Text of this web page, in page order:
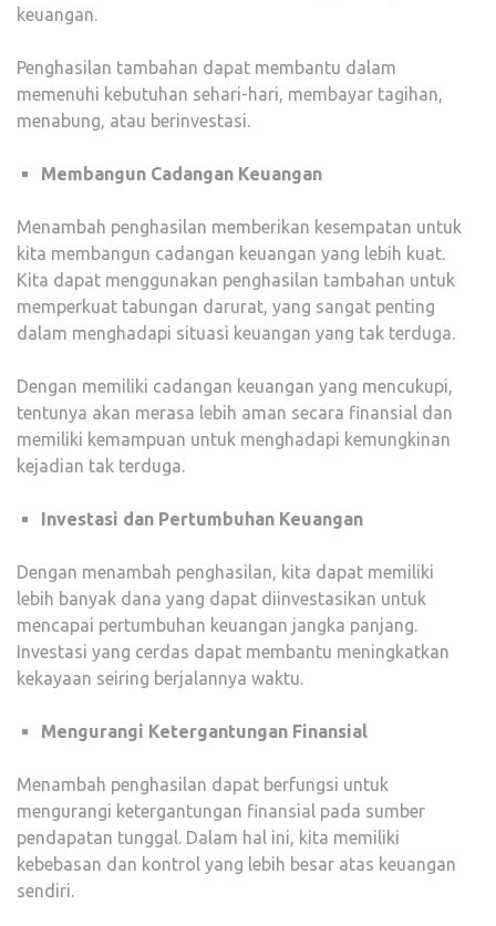
keuangan.
Penghasilan tambahan dapat membantu dalam
memenuhi kebutuhan sehari-hari, membayar tagihan,
menabung, atau berinvestasi.
Membangun Cadangan Keuangan
Menambah penghasilan memberikan kesempatan untuk
kita membangun cadangan keuangan yang lebih kuat.
Kita dapat menggunakan penghasilan tambahan untuk
memperkuat tabungan darurat, yang sangat penting
dalam menghadapi situasi keuangan yang tak terduga.
Dengan memiliki cadangan keuangan yang mencukupi,
tentunya akan merasa lebih aman secara finansial dan
memiliki kemampuan untuk menghadapi kemungkinan
kejadian tak terduga.
Investasi dan Pertumbuhan Keuangan
Dengan menambah penghasilan, kita dapat memiliki
lebih banyak dana yang dapat diinvestasikan untuk
mencapai pertumbuhan keuangan jangka panjang.
Investasi yang cerdas dapat membantu meningkatkan
kekayaan seiring berjalannya waktu.
Mengurangi Ketergantungan Finansial
Menambah penghasilan dapat berfungsi untuk
mengurangi ketergantungan finansial pada sumber
pendapatan tunggal. Dalam hal ini, kita memiliki
kebebasan dan kontrol yang lebih besar atas keuangan
sendiri.